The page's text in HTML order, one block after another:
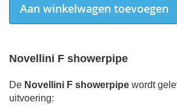
Aan winkelwagen toevoegen
Novellini F showerpipe
De Novellini F showerpipe wordt
uitvoering: